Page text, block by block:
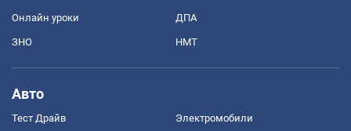
Онлайн уроки ДПА
ЗНО НМТ
Авто
Тест Драйв Электромобили